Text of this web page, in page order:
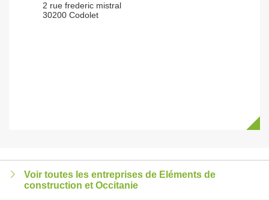
2 rue frederic mistral
30200 Codolet
Voir toutes les entreprises de Eléments de
construction et Occitanie